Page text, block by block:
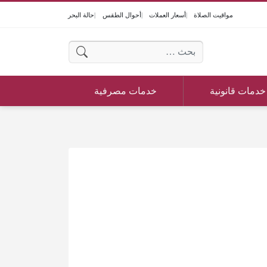
مواقيت الصلاة أسعار العملات أحوال الطقس حالة البحر
البحث عن:
خدمات قانونية خدمات مصرفية